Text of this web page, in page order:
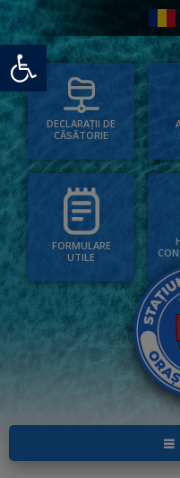
Deschide bara de unelte
DECLARAȚII DE
CĂSĂTORIE
FORMULARE
UTILE